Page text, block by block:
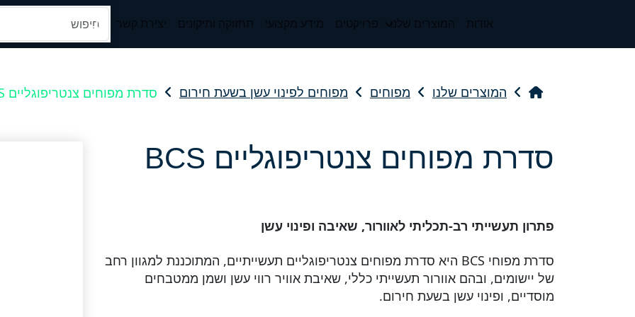
אודות המוצרים שלנו פרויקטים מידע מקצועי תחזוקה ותיקונים יצירת קשר
המוצרים שלנו מפוחים מפוחים לפינוי עשן בשעת חירום סדרת מפוחים צנטריפוגליים BCS
סדרת מפוחים צנטריפוגליים BCS
פתרון תעשייתי רב-תכליתי לאוורור, שאיבה ופינוי עשן
סדרת מפוחי BCS היא סדרת מפוחים צנטריפוגליים תעשייתיים, המתוכננת למגוון רחב
של יישומים, ובהם אוורור תעשייתי כללי, שאיבת אוויר רווי עשן ושמן ממטבחים
מוסדיים, ופינוי עשן בשעת חירום.